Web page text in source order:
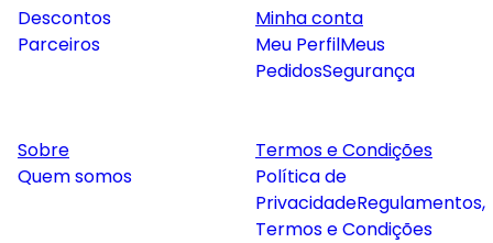
Descontos
Parceiros
Minha conta
Meu PerfilMeus
PedidosSegurança
Sobre
Quem somos
Termos e Condições
Política de
PrivacidadeRegulamentos,
Termos e Condições